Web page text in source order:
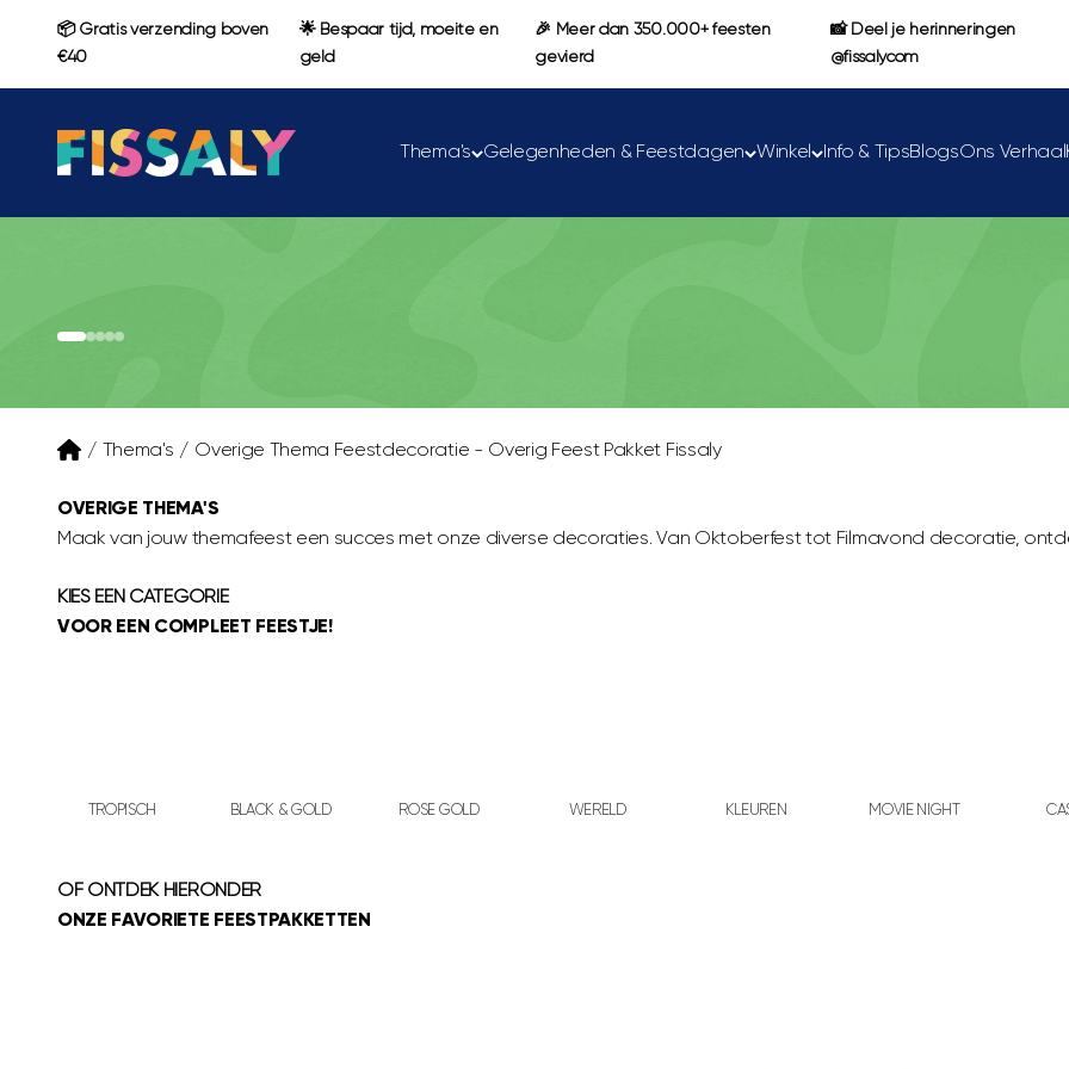
□
📦 Gratis verzending boven
€40
🌟 Bespaar tijd, moeite en
geld
🎉 Meer dan 350.000+ feesten
gevierd
📸 Deel je herinneringen
@fissalycom
Thema's Gelegenheden & Feestdagen Winkel Info & TipsBlogsOns Verhaal
Fissaly
/ Thema's / Overige Thema Feestdecoratie - Overig Feest Pakket Fissaly
OVERIGE THEMA'S
Maak van jouw themafeest een succes met onze diverse decoraties. Van Oktoberfest tot Filmavond decoratie,
KIES EEN CATEGORIE
VOOR EEN COMPLEET FEESTJE!
TROPISCH BLACK & GOLD ROSE GOLD WERELD KLEUREN MOVIE NIGHT
OF ONTDEK HIERONDER
ONZE FAVORIETE FEESTPAKKETTEN